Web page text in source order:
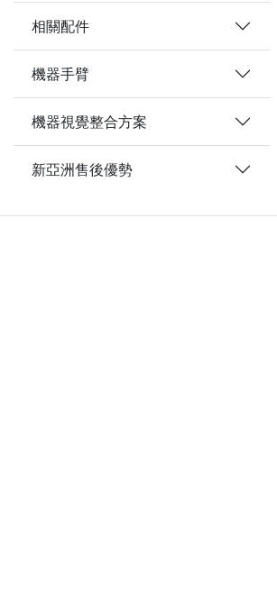
相關配件
機器手臂
機器視覺整合方案
新亞洲售後優勢